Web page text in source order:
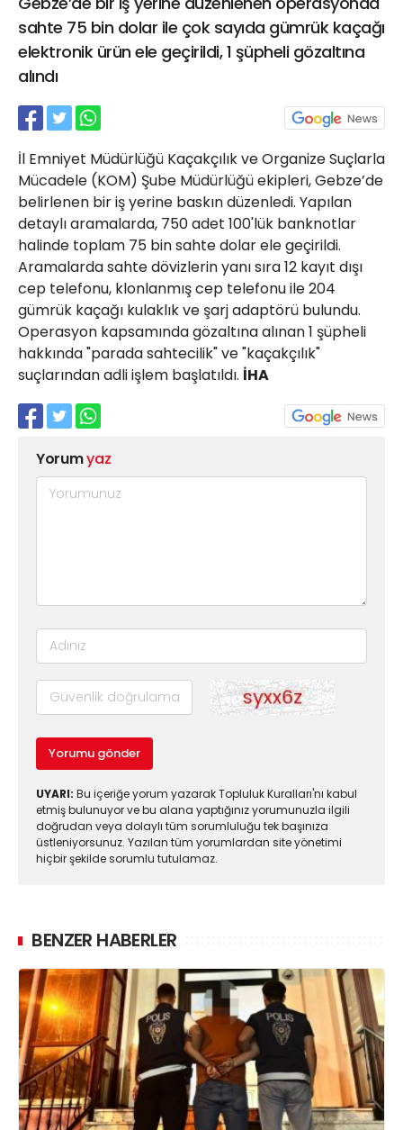
sahte 75 bin dolar ile çok sayıda gümrük kaçağı
elektronik ürün ele geçirildi, 1 şüpheli gözaltına
alındı
İl Emniyet Müdürlüğü Kaçakçılık ve Organize Suçlarla
Mücadele (KOM) Şube Müdürlüğü ekipleri, Gebze’de
belirlenen bir iş yerine baskın düzenledi. Yapılan
detaylı aramalarda, 750 adet 100'lük banknotlar
halinde toplam 75 bin sahte dolar ele geçirildi.
Aramalarda sahte dövizlerin yanı sıra 12 kayıt dışı
cep telefonu, klonlanmış cep telefonu ile 204
gümrük kaçağı kulaklık ve şarj adaptörü bulundu.
Operasyon kapsamında gözaltına alınan 1 şüpheli
hakkında "parada sahtecilik" ve "kaçakçılık"
suçlarından adli işlem başlatıldı. İHA
Yorumyaz
Yorumu gönder
UYARI: Bu içeriğe yorum yazarak Topluluk Kuralları'nı kabul
etmiş bulunuyor ve bu alana yaptığınız yorumunuzla ilgili
doğrudan veya dolaylı tüm sorumluluğu tek başınıza
üstleniyorsunuz. Yazılan tüm yorumlardan site yönetimi
hiçbir şekilde sorumlu tutulamaz.
BENZER HABERLER
21 Gölcük
02624132333